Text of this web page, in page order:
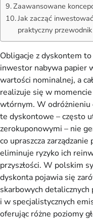
Zaawansowane
Jak zacząć
praktyczny przewodnik
Obligacje z dyskontem
inwestor nabywa papier
wartości nominalnej, a
realizuje się w
wtórnym. W odróżnieniu
te dyskontowe – często
zerokuponowymi – nie
co upraszcza
eliminuje ryzyko ich
przyszłości. W polskim
dyskonta pojawia się
skarbowych detalicznych
i w specjalistycznych
oferując różne poziomy